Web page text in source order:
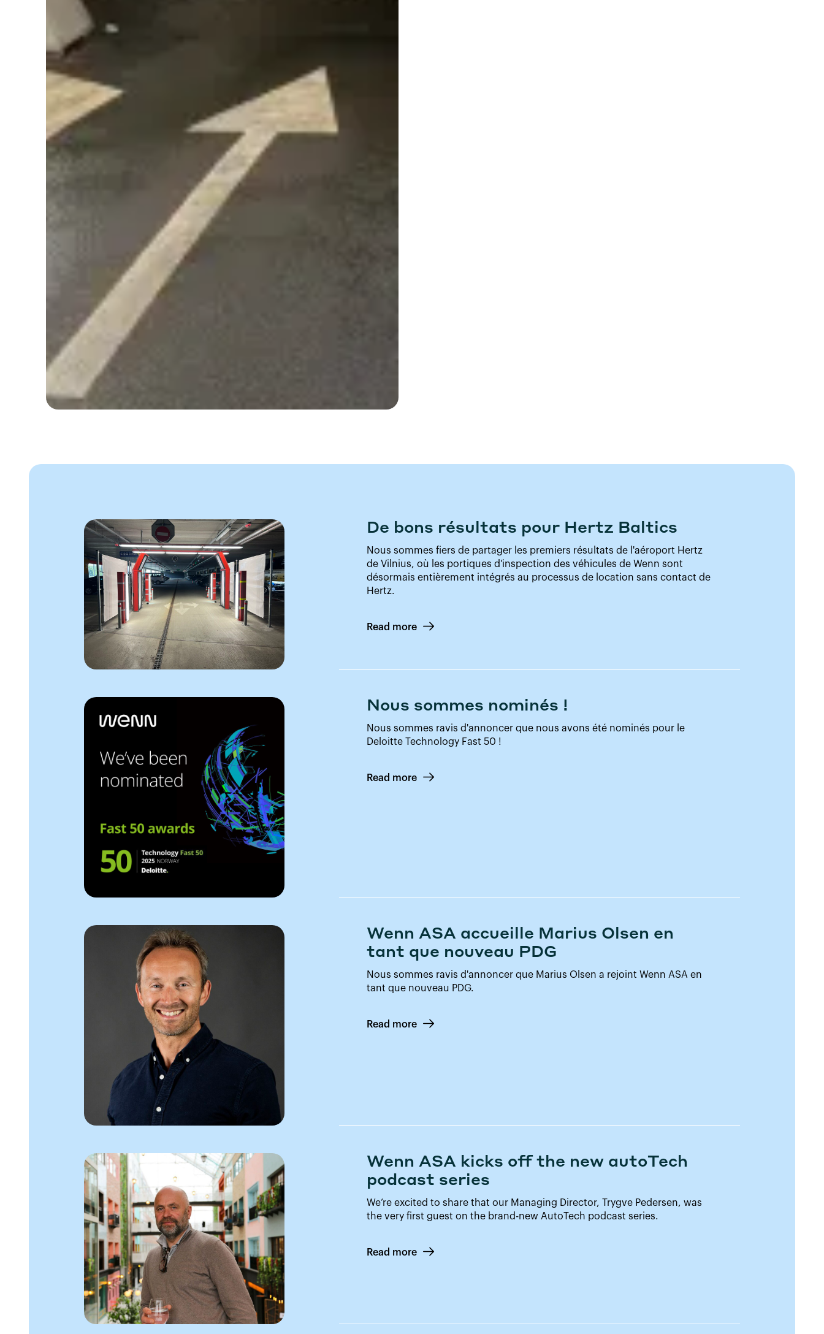
De bons résultats pour Hertz Baltics
Nous sommes fiers de partager les premiers résultats de l'aéroport Hertz
de Vilnius, où les portiques d'inspection des véhicules de Wenn sont
désormais entièrement intégrés au processus de location sans contact de
Hertz.
Read more
Nous sommes nominés !
Nous sommes ravis d'annoncer que nous avons été nominés pour le
Deloitte Technology Fast 50 !
Read more
Wenn ASA accueille Marius Olsen en
tant que nouveau PDG
Nous sommes ravis d'annoncer que Marius Olsen a rejoint Wenn ASA en
tant que nouveau PDG.
Read more
Wenn ASA kicks off the new autoTech
podcast series
We’re excited to share that our Managing Director, Trygve Pedersen, was
the very first guest on the brand-new AutoTech podcast series.
Read more